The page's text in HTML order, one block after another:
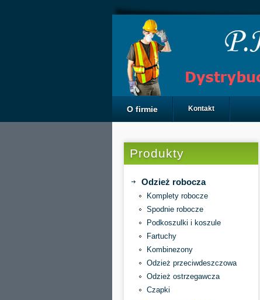
O firmie Kontakt
Produkty
Odzież robocza
Komplety robocze
Spodnie robocze
Podkoszulki i koszule
Fartuchy
Kombinezony
Odzież przeciwdeszczowa
Odzież ostrzegawcza
Czapki